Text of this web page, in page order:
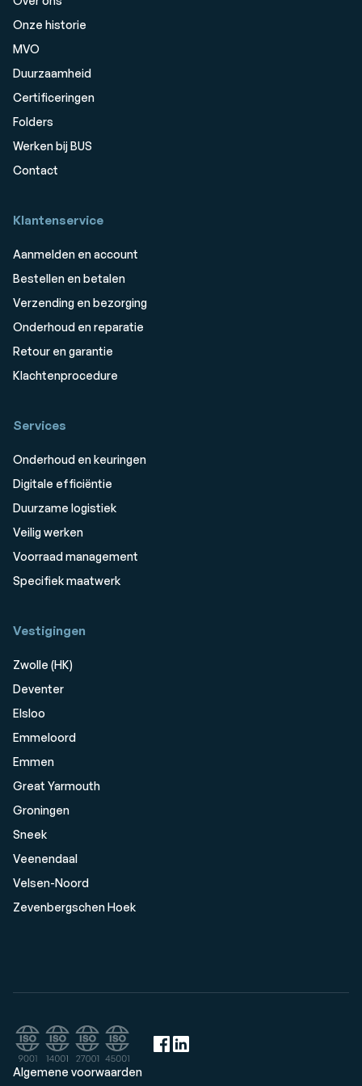
Onze historie
MVO
Duurzaamheid
Certificeringen
Folders
Werken bij BUS
Contact
Klantenservice
Aanmelden en account
Bestellen en betalen
Verzending en bezorging
Onderhoud en reparatie
Retour en garantie
Klachtenprocedure
Services
Onderhoud en keuringen
Digitale efficiëntie
Duurzame logistiek
Veilig werken
Voorraad management
Specifiek maatwerk
Vestigingen
Zwolle (HK)
Deventer
Elsloo
Emmeloord
Emmen
Great Yarmouth
Groningen
Sneek
Veenendaal
Velsen-Noord
Zevenbergschen Hoek
Algemene voorwaarden